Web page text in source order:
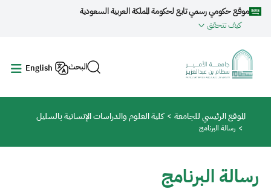
تجاوز إلى المحتوى الرئيسي
موقع حكومي رسمي تابع لحكومة المملكة العربية السعودية
كيف تتحقق
البحث English
مسار التنقل
الموقع الرئيسي للجامعة كلية العلوم والدراسات الإنسانية بالسليل
رسالة البرنامج
رسالة البرنامج